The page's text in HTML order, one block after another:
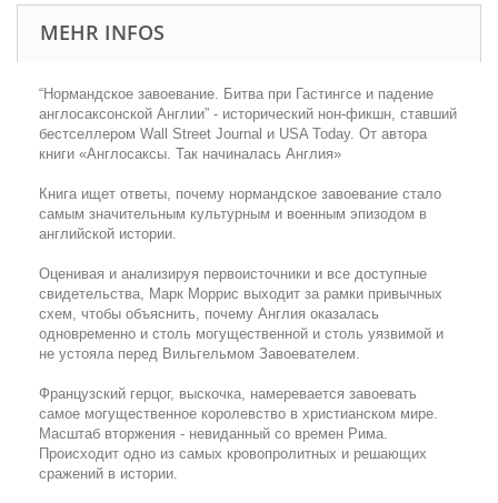
MEHR INFOS
“Нормандское завоевание. Битва при Гастингсе и падение
англосаксонской Англии” - исторический нон-фикшн, ставший
бестселлером Wall Street Journal и USA Today. От автора
книги «‎Англосаксы. Так начиналась Англия»‎
Книга ищет ответы, почему нормандское завоевание стало
самым значительным культурным и военным эпизодом в
английской истории.
Оценивая и анализируя первоисточники и все доступные
свидетельства, Марк Моррис выходит за рамки привычных
схем, чтобы объяснить, почему Англия оказалась
одновременно и столь могущественной и столь уязвимой и
не устояла перед Вильгельмом Завоевателем.
Французский герцог, выскочка, намеревается завоевать
самое могущественное королевство в христианском мире.
Масштаб вторжения - невиданный со времен Рима.
Происходит одно из самых кровопролитных и решающих
сражений в истории.